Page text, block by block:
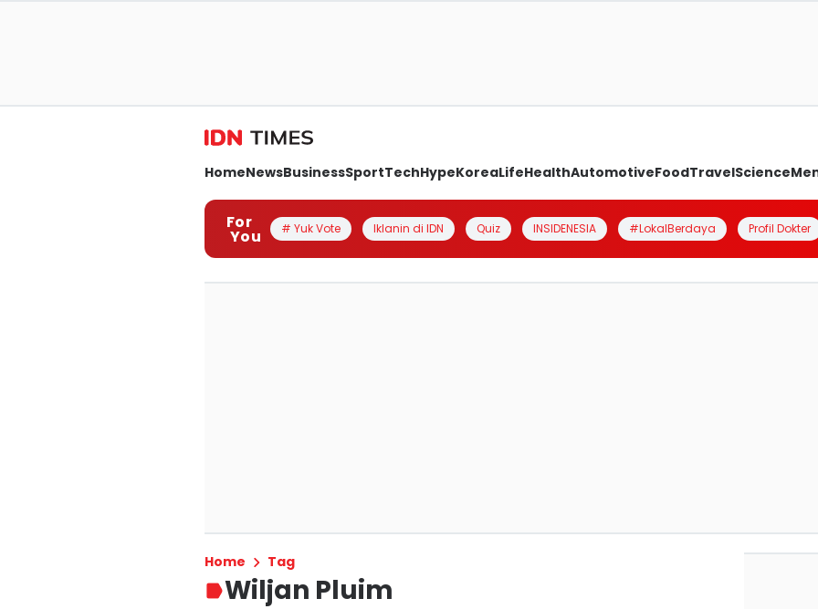
HomeNewsBusinessSportTechHypeKoreaLifeHealthAutomotiveFoodTravelScience
For
You # Yuk Vote Iklanin di IDN Quiz INSIDENESIA #LokalBerdaya Profil Dokter
Home Tag
Wiljan Pluim